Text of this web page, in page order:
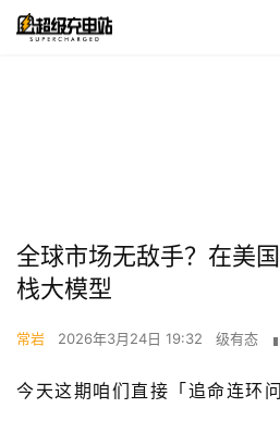
全球市场无敌手？在美
栈大模型
常岩 2026年3月24日 19:32 级有态
今天这期咱们直接「追命连环